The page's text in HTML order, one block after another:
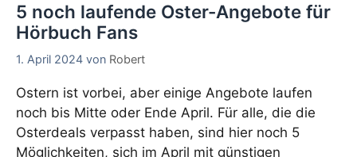
5 noch laufende Oster-Angebote für
Hörbuch Fans
1. April 2024 von Robert
Ostern ist vorbei, aber einige Angebote laufen
noch bis Mitte oder Ende April. Für alle, die die
Osterdeals verpasst haben, sind hier noch 5
Möglichkeiten, sich im April mit günstigen